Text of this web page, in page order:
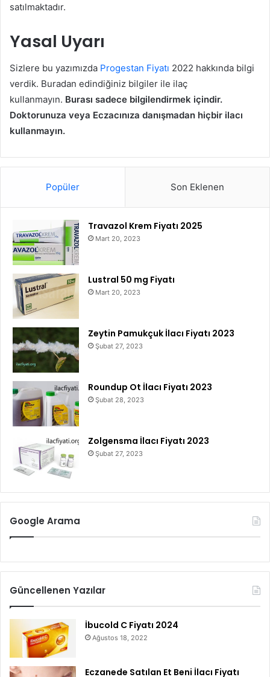
satılmaktadır.
Yasal Uyarı
Sizlere bu yazımızda Progestan Fiyatı 2022 hakkında bilgi
verdik. Buradan edindiğiniz bilgiler ile ilaç
kullanmayın. Burası sadece bilgilendirmek içindir.
Doktorunuza veya Eczacınıza danışmadan hiçbir ilacı
kullanmayın.
Popüler Son Eklenen
Travazol Krem Fiyatı 2025
Mart 20, 2023
Lustral 50 mg Fiyatı
Mart 20, 2023
Zeytin Pamukçuk İlacı Fiyatı 2023
Şubat 27, 2023
Roundup Ot İlacı Fiyatı 2023
Şubat 28, 2023
Zolgensma İlacı Fiyatı 2023
Şubat 27, 2023
Google Arama
Güncellenen Yazılar
İbucold C Fiyatı 2024
Ağustos 18, 2022
Eczanede Satılan Et Beni İlacı Fiyatı